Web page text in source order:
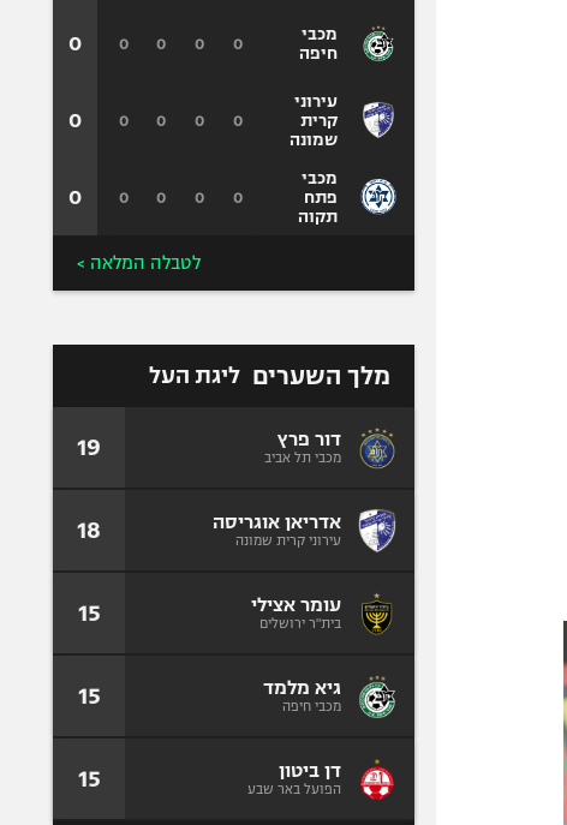
מכבי
חיפה
עירוני
קרית
שמונה
מכבי
פתח
תקוה
0
0
0
0
0
0
0
0
0
0
0
0
0
0
0
לטבלה המלאה >
מלך השערים ליגת העל
דור פרץ
מכבי תל אביב 19
אדריאן אוגריסה
עירוני קרית שמונה 18
עומר אצילי
בית"ר ירושלים 15
גיא מלמד
מכבי חיפה 15
דן ביטון
הפועל באר שבע 15